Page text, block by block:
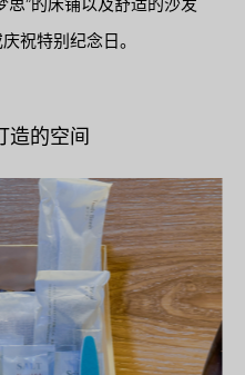
祝特别纪念日。
造的空间